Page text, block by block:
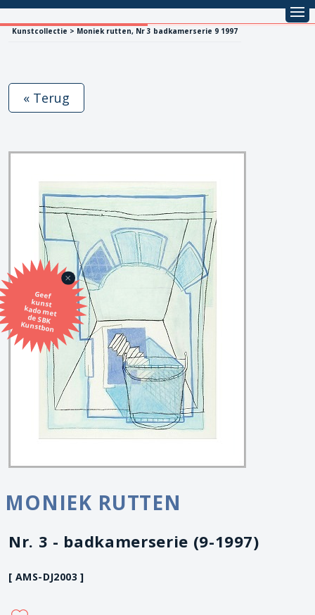
Kunstcollectie > Moniek rutten, Nr 3 badkamerserie 9 1997
Geef
kunst
kado met
de SBK
Kunstbon
« Terug
MONIEK RUTTEN
Nr. 3 - badkamerserie (9-1997)
[ AMS-DJ2003 ]